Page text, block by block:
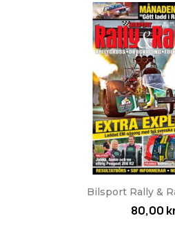
Bilsport Rally &
80,00